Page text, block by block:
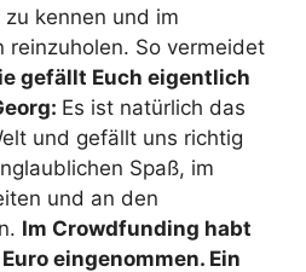
kennen und im
reinzuholen. So vermeidet
gefällt Euch eigentlich
Es ist natürlich das
und gefällt uns richtig
Spaß, im
und an den
Im Crowdfunding habt
eingenommen. Ein